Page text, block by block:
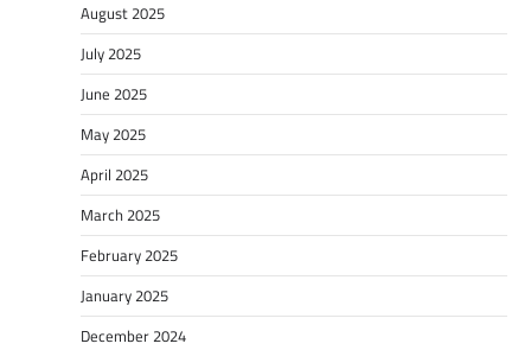
August 2025
July 2025
June 2025
May 2025
April 2025
March 2025
February 2025
January 2025
December 2024